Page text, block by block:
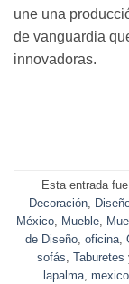
une una
de vanguardia
innovadoras.
Esta entrada
Decoración,
México, Mueble,
de Diseño, oficina,
sofás, Taburetes
lapalma, mexico